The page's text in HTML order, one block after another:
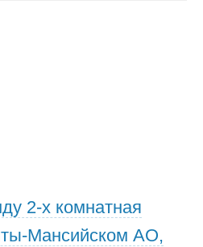
2-х комнатная
Мансийском АО,